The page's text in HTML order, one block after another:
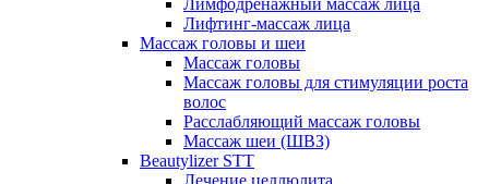
Лимфодренажный массаж лица
Лифтинг-массаж лица
Массаж головы и шеи
Массаж головы
Массаж головы для стимуляции роста
волос
Расслабляющий массаж головы
Массаж шеи (ШВЗ)
Beautylizer STT
Лечение целлюлита